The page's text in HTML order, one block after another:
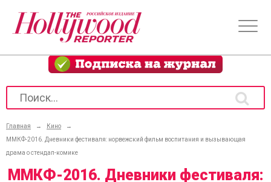
Главная → Кино
→
ММКФ-2016. Дневники фестиваля: норвежский фильм воспитания и вызывающая
драма о стендап-комике
ММКФ-2016. Дневники фестиваля: